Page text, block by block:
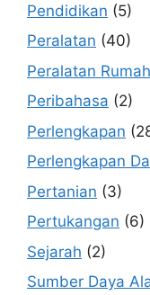
Pendidikan (5)
Peralatan (40)
Peralatan
Peribahasa (2)
Perlengkapan
Perlengkapan
Pertanian (3)
Pertukangan (6)
Sejarah (2)
Sumber Daya